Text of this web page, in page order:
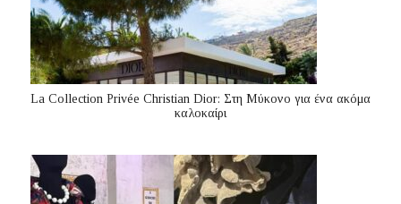
La Collection Privée Christian Dior: Στη Μύκονο για ένα ακόμα
καλοκαίρι